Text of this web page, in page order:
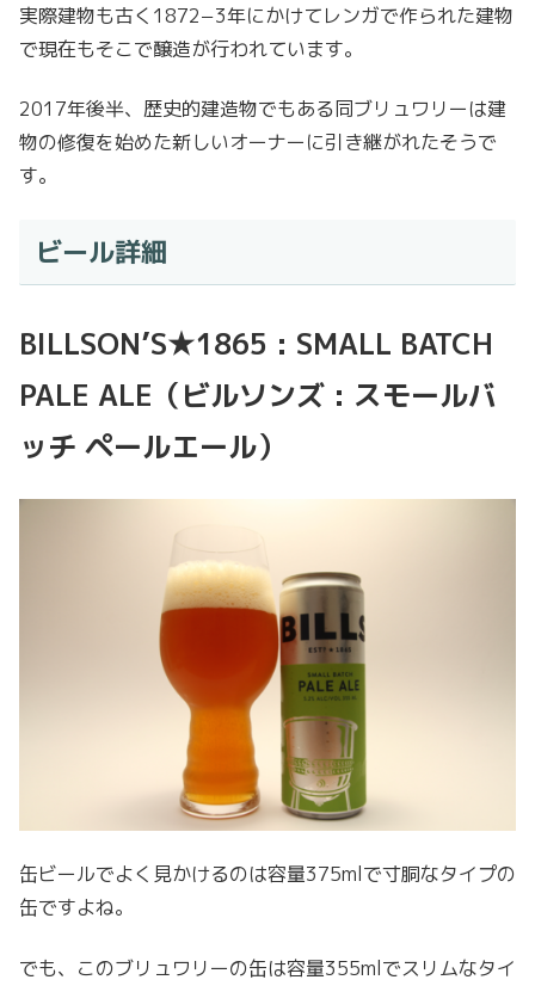
実際建物も古く1872−3年にかけてレンガで作られた建物
で現在もそこで醸造が行われています。
2017年後半、歴史的建造物でもある同ブリュワリーは建
物の修復を始めた新しいオーナーに引き継がれたそうで
す。
ビール詳細
BILLSON’S★1865 : SMALL BATCH
PALE ALE（ビルソンズ : スモールバ
ッチ ペールエール）
缶ビールでよく見かけるのは容量375mlで寸胴なタイプの
缶ですよね。
でも、このブリュワリーの缶は容量355mlでスリムなタイ